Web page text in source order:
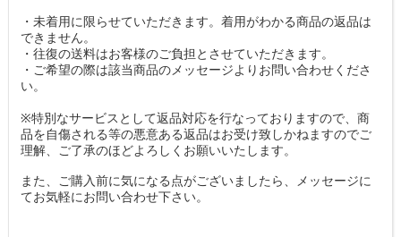
・未着用に限らせていただきます。着用がわかる商品の返品は
できません。
・往復の送料はお客様のご負担とさせていただきます。
・ご希望の際は該当商品のメッセージよりお問い合わせくださ
い。
※特別なサービスとして返品対応を行なっておりますので、商
品を自傷される等の悪意ある返品はお受け致しかねますのでご
理解、ご了承のほどよろしくお願いいたします。
また、ご購入前に気になる点がございましたら、メッセージに
てお気軽にお問い合わせ下さい。